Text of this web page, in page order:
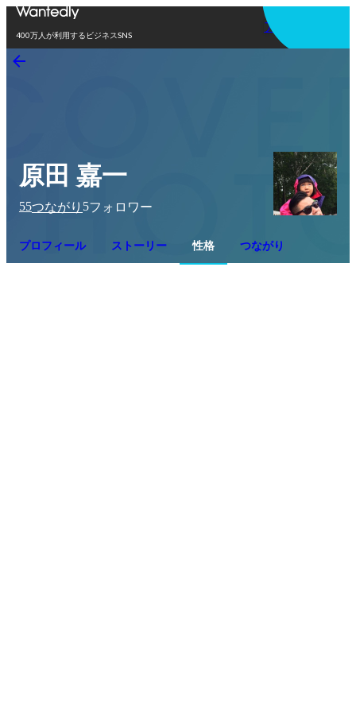
400万人が利用するビジネスSNS
アプリを使う
原田 嘉一
55つながり 5フォロワー
プロフィール ストーリー 性格 つながり